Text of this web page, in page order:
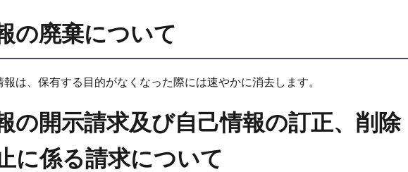
の廃棄について
は、保有する目的がなくなった際には速やかに消去します。
の開示請求及び自己情報の訂正、削除
に係る請求について